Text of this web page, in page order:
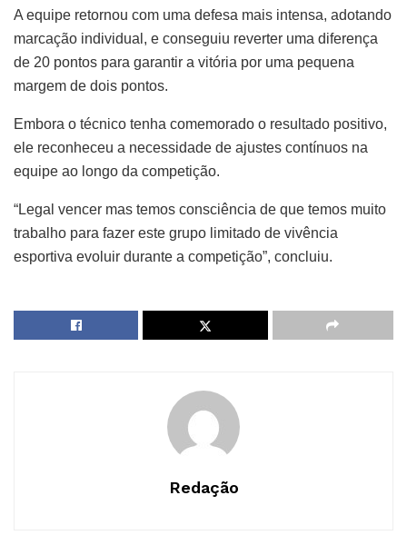
A equipe retornou com uma defesa mais intensa, adotando
marcação individual, e conseguiu reverter uma diferença
de 20 pontos para garantir a vitória por uma pequena
margem de dois pontos.
Embora o técnico tenha comemorado o resultado positivo,
ele reconheceu a necessidade de ajustes contínuos na
equipe ao longo da competição.
“Legal vencer mas temos consciência de que temos muito
trabalho para fazer este grupo limitado de vivência
esportiva evoluir durante a competição”, concluiu.
Redação